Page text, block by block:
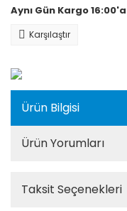
Aynı Gün Kargo
Karşılaştır
Ürün Bilgisi
Ürün Yorumları
Taksit Seçenekleri